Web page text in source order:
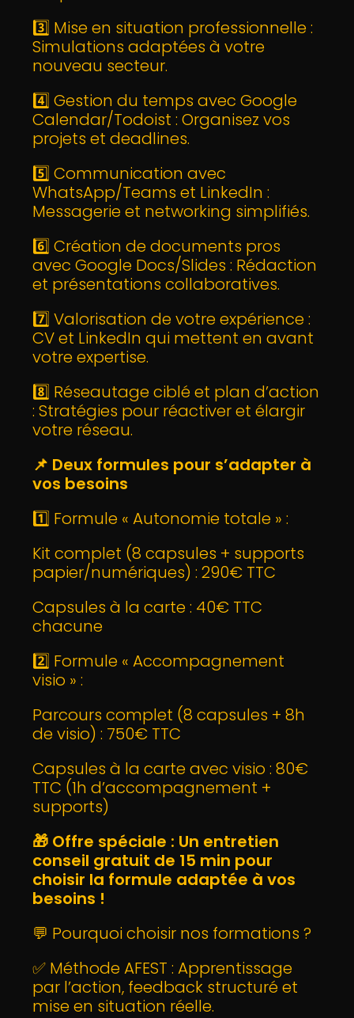
3️⃣ Mise en situation professionnelle :
Simulations adaptées à votre
nouveau secteur.
4️⃣ Gestion du temps avec Google
Calendar/Todoist : Organisez vos
projets et deadlines.
5️⃣ Communication avec
WhatsApp/Teams et LinkedIn :
Messagerie et networking simplifiés.
6️⃣ Création de documents pros
avec Google Docs/Slides : Rédaction
et présentations collaboratives.
7️⃣ Valorisation de votre expérience :
CV et LinkedIn qui mettent en avant
votre expertise.
8️⃣ Réseautage ciblé et plan d’action
: Stratégies pour réactiver et élargir
votre réseau.
📌 Deux formules pour s’adapter à
vos besoins
1️⃣ Formule « Autonomie totale » :
Kit complet (8 capsules + supports
papier/numériques) : 290€ TTC
Capsules à la carte : 40€ TTC
chacune
2️⃣ Formule « Accompagnement
visio » :
Parcours complet (8 capsules + 8h
de visio) : 750€ TTC
Capsules à la carte avec visio : 80€
TTC (1h d’accompagnement +
supports)
🎁 Offre spéciale : Un entretien
conseil gratuit de 15 min pour
choisir la formule adaptée à vos
besoins !
💬 Pourquoi choisir nos formations ?
✅ Méthode AFEST : Apprentissage
par l’action, feedback structuré et
mise en situation réelle.